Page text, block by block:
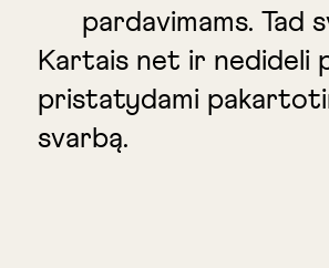
pardavimams.
Kartais net ir nedideli
pristatydami
svarbą.